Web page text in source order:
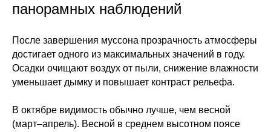
панорамных наблюдений
После завершения муссона прозрачность атмосферы
достигает одного из максимальных значений в году.
Осадки очищают воздух от пыли, снижение влажности
уменьшает дымку и повышает контраст рельефа.
В октябре видимость обычно лучше, чем весной
(март–апрель). Весной в среднем высотном поясе